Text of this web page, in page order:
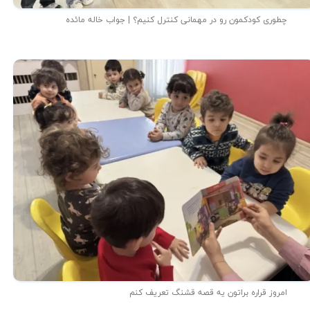
چطوری کودکمون رو در مهمانی کنترل کنیم؟ | جواب خاله مائده
امروز قراره براتون یه قصه قشنگ تعریف کنم